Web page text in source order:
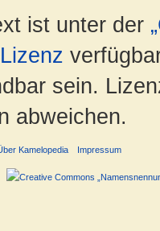
ist unter der
sein.
abweichen.
Kamelopedia Impressum